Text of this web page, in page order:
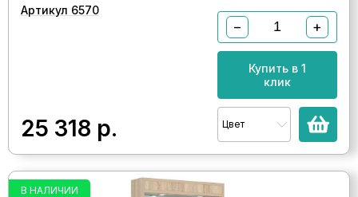
Артикул 6570
25 318 р.
− +
Купить в 1
клик
Цвет
В НАЛИЧИИ